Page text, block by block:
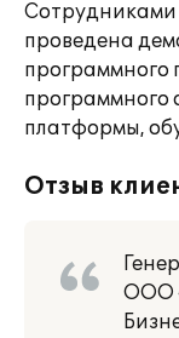
Сотрудниками
проведена
программного
программного
платформы,
Отзыв
ООО